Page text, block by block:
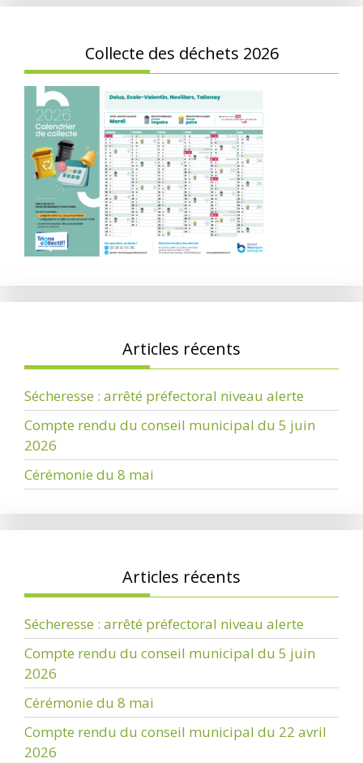
Collecte des déchets 2026
Articles récents
Sécheresse : arrêté préfectoral niveau alerte
Compte rendu du conseil municipal du 5 juin
2026
Cérémonie du 8 mai
Articles récents
Sécheresse : arrêté préfectoral niveau alerte
Compte rendu du conseil municipal du 5 juin
2026
Cérémonie du 8 mai
Compte rendu du conseil municipal du 22 avril
2026